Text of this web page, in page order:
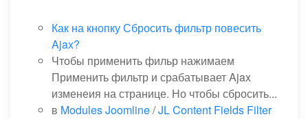
Как на кнопку Сбросить фильтр повесить
Ajax?
Чтобы применить фильр нажимаем
Применить фильтр и срабатывает Ajax
изменеия на странице. Но чтобы сбросить...
в Modules Joomline/JL Content Fields Filter